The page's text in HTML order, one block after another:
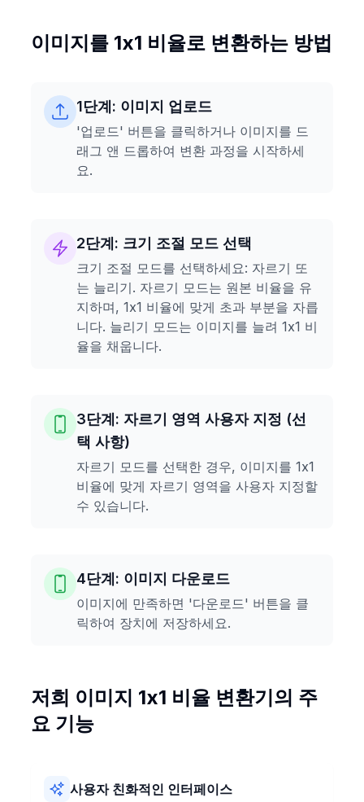
이미지를 1x1 비율로 변환하는 방법
1단계: 이미지 업로드
'업로드' 버튼을 클릭하거나 이미지를 드
래그 앤 드롭하여 변환 과정을 시작하세
요.
2단계: 크기 조절 모드 선택
크기 조절 모드를 선택하세요: 자르기 또
는 늘리기. 자르기 모드는 원본 비율을 유
지하며, 1x1 비율에 맞게 초과 부분을 자릅
니다. 늘리기 모드는 이미지를 늘려 1x1 비
율을 채웁니다.
3단계: 자르기 영역 사용자 지정 (선
택 사항)
자르기 모드를 선택한 경우, 이미지를 1x1
비율에 맞게 자르기 영역을 사용자 지정할
수 있습니다.
4단계: 이미지 다운로드
이미지에 만족하면 '다운로드' 버튼을 클
릭하여 장치에 저장하세요.
저희 이미지 1x1 비율 변환기의 주
요 기능
사용자 친화적인 인터페이스